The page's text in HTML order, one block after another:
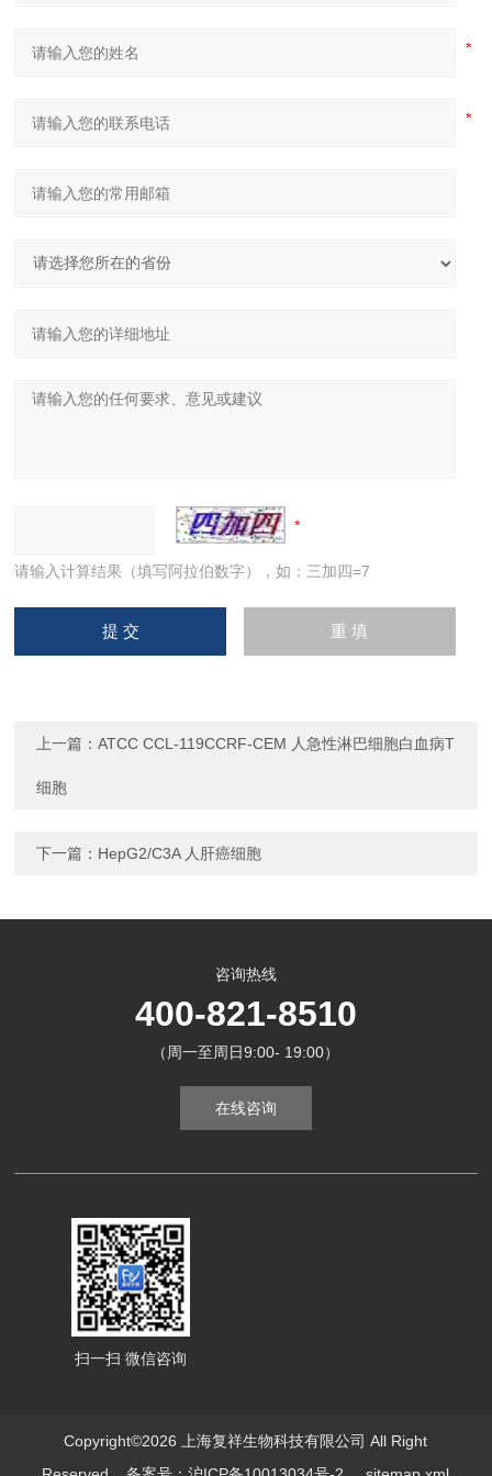
请输入计算结果（填写阿拉伯数字），如：三加四=7
上一篇：ATCC CCL-119CCRF-CEM 人急性淋巴细胞白血病T
细胞
下一篇： HepG2/C3A 人肝癌细胞
咨询热线
400-821-8510
（周一至周日9:00- 19:00）
在线咨询
扫一扫 微信咨询
Copyright©2026 上海复祥生物科技有限公司 All Right